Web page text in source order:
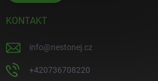
KONTAKT
info@nestonej.cz
+420736708220